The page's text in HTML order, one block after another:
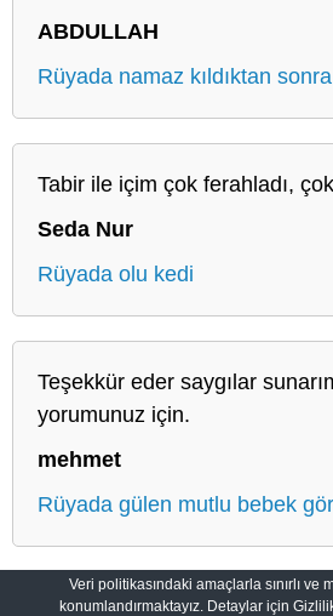
ABDULLAH
Rüyada namaz kıldıktan
Tabir ile içim çok ferahladı,
Seda Nur
Rüyada olu kedi
Teşekkür eder saygılar
yorumunuz için.
mehmet
Rüyada gülen mutlu bebek
Salih Rüyalar: Rüyaların Derin
Veri politikasındaki amaçlarla sınırlı
konumlandırmaktayız. Detaylar için